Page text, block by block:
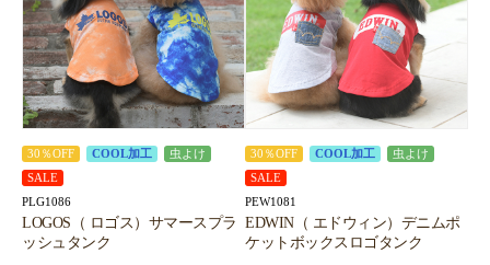
30％OFF COOL加工
虫よけ
SALE
PLG1086
LOGOS（ ロゴス）サマースプラ
ッシュタンク
30％OFF COOL加工
虫よけ
SALE
PEW1081
EDWIN（ エドウィン）デニムポ
ケットボックスロゴタンク